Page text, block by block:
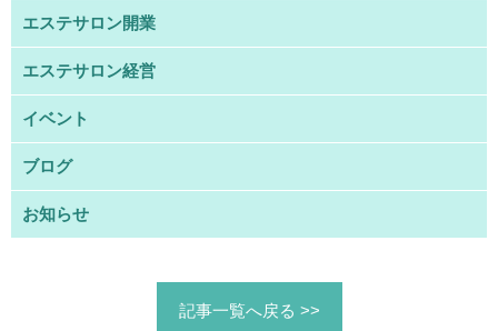
エステサロン開業
エステサロン経営
イベント
ブログ
お知らせ
記事一覧へ戻る >>